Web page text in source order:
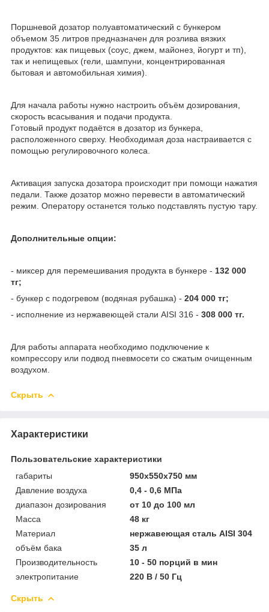
Поршневой дозатор полуавтоматический с бункером
объемом 35 литров предназначен для розлива вязких
продуктов: как пищевых (соус, джем, майонез, йогурт и тп),
так и непищевых (гели, шампуни, концентрированная
бытовая и автомобильная химия).
Для начала работы нужно настроить объём дозирования,
скорость всасывания и подачи продукта.
Готовый продукт подаётся в дозатор из бункера,
расположенного сверху. Необходимая доза настраивается с
помощью регулировочного колеса.
Активация запуска дозатора происходит при помощи нажатия
педали. Также дозатор можно перевести в автоматический
режим. Оператору останется только подставлять пустую тару.
Дополнительные опции:
- миксер для перемешивания продукта в бункере - 132 000
тг;
- бункер с подогревом (водяная рубашка) - 204 000 тг;
- исполнение из нержавеющей стали AISI 316 - 308 000 тг.
Для работы аппарата необходимо подключение к
компрессору или подвод пневмосети со сжатым очищенным
воздухом.
Скрыть
Характеристики
Пользовательские характеристики
габариты
950х550х750 мм
Давление воздуха
0,4 - 0,6 МПа
диапазон дозирования
от 10 до 100 мл
Масса
48 кг
Материал
нержавеющая сталь AISI 304
объём бака
35 л
Производительность
10 - 50 порций в мин
электропитание
220 В / 50 Гц
Скрыть